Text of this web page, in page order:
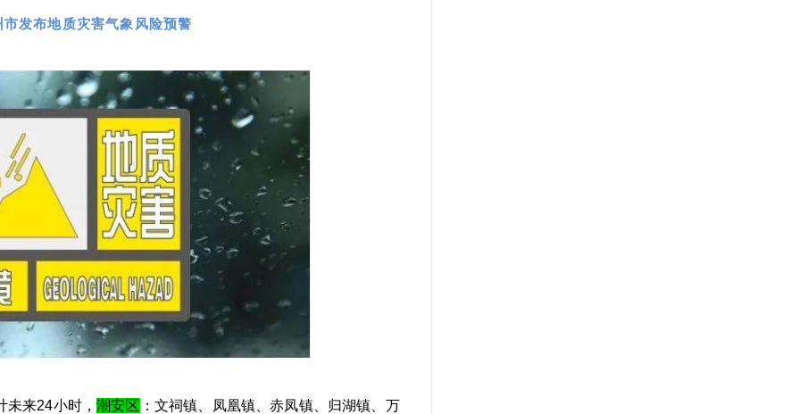
市发布地质灾害气象风险预警
未来24小时，潮安区 ：文祠镇、凤凰镇、赤凤镇、归湖镇、万